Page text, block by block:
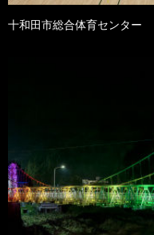
十和田市総合体育センター